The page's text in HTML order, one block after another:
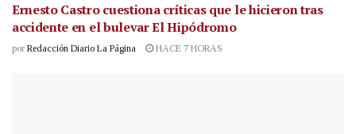
Ernesto Castro cuestiona críticas que le hicieron tras
accidente en el bulevar El Hipódromo
por Redacción Diario La Página HACE 7 HORAS